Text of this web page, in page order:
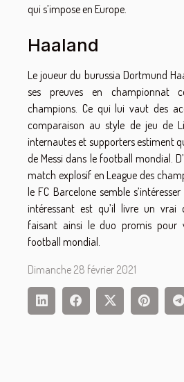
qui s’impose en Europe.
Haaland
Le joueur du burussia Dortmund
ses preuves en championnat
champions. Ce qui lui vaut des
comparaison au style de jeu de
internautes et supporters estiment
de Messi dans le football mondial.
match explosif en League des
le FC Barcelone semble
intéressant est qu’il livre un vrai
faisant ainsi le duo promis pour
football mondial.
Dimanche 28 février 2021